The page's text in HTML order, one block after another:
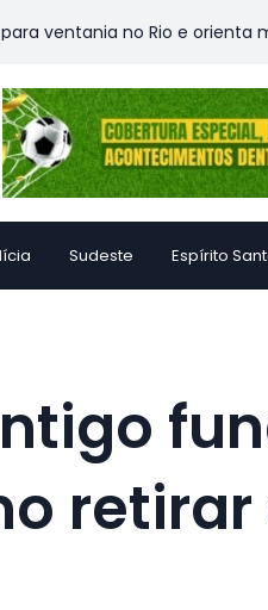
no Rio e orienta
Sudeste Espírito